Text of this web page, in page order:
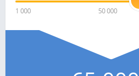
1 000 50 000